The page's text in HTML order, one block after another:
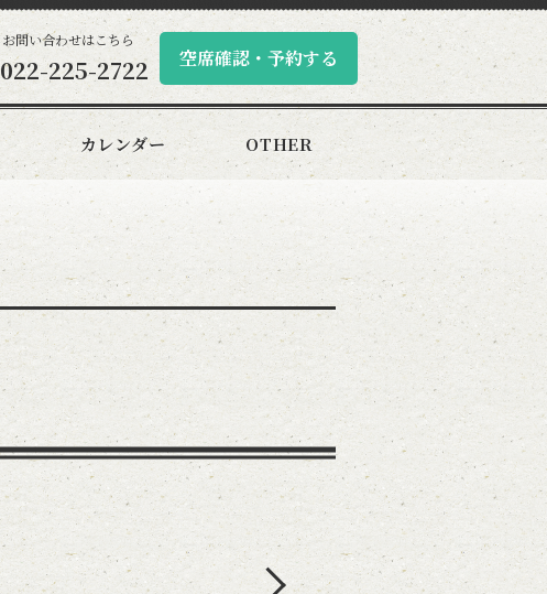
問い合わせはこちら
022-225-2722 空席確認・予約する
カレンダー OTHER